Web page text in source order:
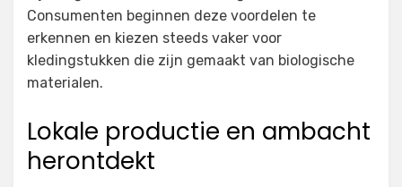
Consumenten beginnen deze voordelen te
erkennen en kiezen steeds vaker voor
kledingstukken die zijn gemaakt van biologische
materialen.
Lokale productie en ambacht
herontdekt